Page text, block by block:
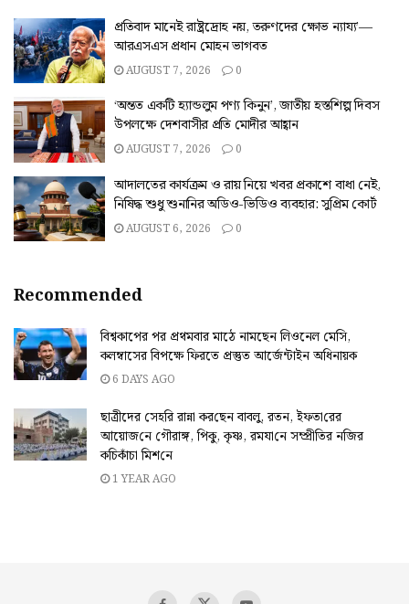
প্রতিবাদ মানেই রাষ্ট্রদ্রোহ নয়, তরুণদের ক্ষোভ ন্যায্য’—
আরএসএস প্রধান মোহন ভাগবত
AUGUST 7, 2026 0
‘অন্তত একটি হ্যান্ডলুম পণ্য কিনুন’, জাতীয় হস্তশিল্প দিবস
উপলক্ষে দেশবাসীর প্রতি মোদীর আহ্বান
AUGUST 7, 2026 0
আদালতের কার্যক্রম ও রায় নিয়ে খবর প্রকাশে বাধা নেই,
নিষিদ্ধ শুধু শুনানির অডিও-ভিডিও ব্যবহার: সুপ্রিম কোর্ট
AUGUST 6, 2026 0
Recommended
বিশ্বকাপের পর প্রথমবার মাঠে নামছেন লিওনেল মেসি,
কলম্বাসের বিপক্ষে ফিরতে প্রস্তুত আর্জেন্টাইন অধিনায়ক
6 DAYS AGO
ছাত্রীদের সেহ‌রি রান্না কর‌ছেন বাবলু, রতন, ইফতা‌রের
আয়োজ‌নে গৌরাঙ্গ, পিকু, কৃষ্ণ, রমযা‌নে সম্প্রী‌তির ন‌জির
ক‌চিকাঁচা মিশ‌নে
1 YEAR AGO